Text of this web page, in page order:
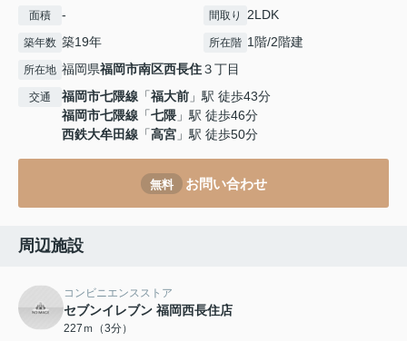
面積 - 間取り 2LDK
築年数 築19年 所在階 1階/2階建
所在地 福岡県福岡市南区西長住３丁目
交通 福岡市七隈線 「福大前 」駅 徒歩43分
福岡市七隈線 「七隈 」駅 徒歩46分
西鉄大牟田線 「高宮 」駅 徒歩50分
無料 お問い合わせ
周辺施設
コンビニエンスストア
セブンイレブン 福岡西長住店
227ｍ（3分）